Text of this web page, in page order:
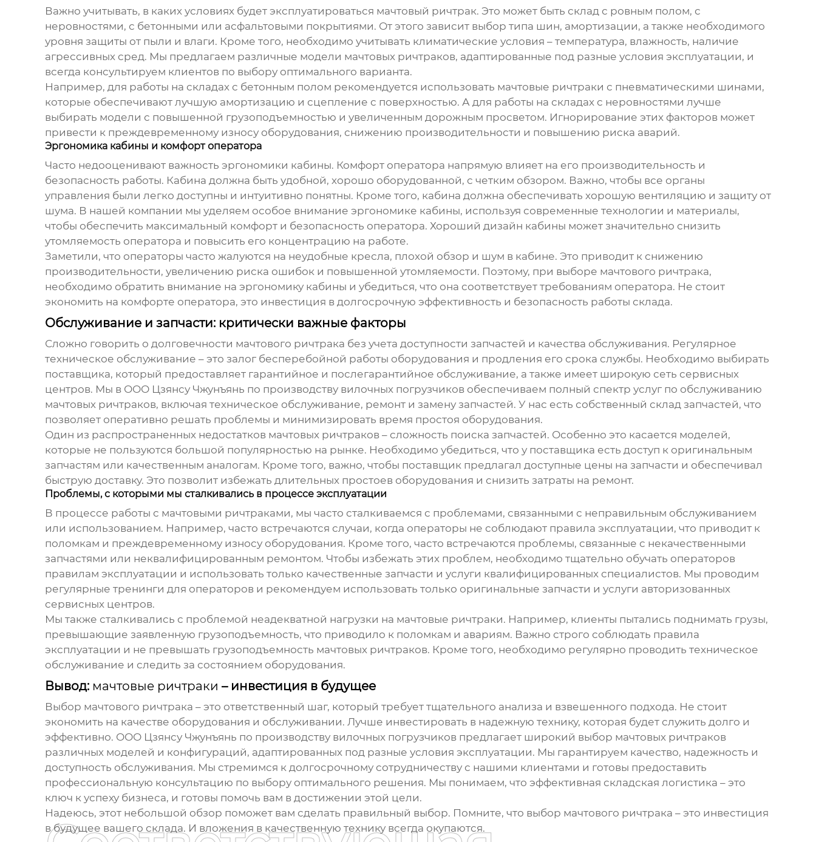
Важно учитывать, в каких условиях будет эксплуатироваться мачтовый ричтрак. Это может быть склад с ровным полом, с
неровностями, с бетонными или асфальтовыми покрытиями. От этого зависит выбор типа шин, амортизации, а также необходимого
уровня защиты от пыли и влаги. Кроме того, необходимо учитывать климатические условия – температура, влажность, наличие
агрессивных сред. Мы предлагаем различные модели мачтовых ричтраков, адаптированные под разные условия эксплуатации, и
всегда консультируем клиентов по выбору оптимального варианта.
Например, для работы на складах с бетонным полом рекомендуется использовать мачтовые ричтраки с пневматическими шинами,
которые обеспечивают лучшую амортизацию и сцепление с поверхностью. А для работы на складах с неровностями лучше
выбирать модели с повышенной грузоподъемностью и увеличенным дорожным просветом. Игнорирование этих факторов может
привести к преждевременному износу оборудования, снижению производительности и повышению риска аварий.
Эргономика кабины и комфорт оператора
Часто недооценивают важность эргономики кабины. Комфорт оператора напрямую влияет на его производительность и
безопасность работы. Кабина должна быть удобной, хорошо оборудованной, с четким обзором. Важно, чтобы все органы
управления были легко доступны и интуитивно понятны. Кроме того, кабина должна обеспечивать хорошую вентиляцию и защиту от
шума. В нашей компании мы уделяем особое внимание эргономике кабины, используя современные технологии и материалы,
чтобы обеспечить максимальный комфорт и безопасность оператора. Хороший дизайн кабины может значительно снизить
утомляемость оператора и повысить его концентрацию на работе.
Заметили, что операторы часто жалуются на неудобные кресла, плохой обзор и шум в кабине. Это приводит к снижению
производительности, увеличению риска ошибок и повышенной утомляемости. Поэтому, при выборе мачтового ричтрака,
необходимо обратить внимание на эргономику кабины и убедиться, что она соответствует требованиям оператора. Не стоит
экономить на комфорте оператора, это инвестиция в долгосрочную эффективность и безопасность работы склада.
Обслуживание и запчасти: критически важные факторы
Сложно говорить о долговечности мачтового ричтрака без учета доступности запчастей и качества обслуживания. Регулярное
техническое обслуживание – это залог бесперебойной работы оборудования и продления его срока службы. Необходимо выбирать
поставщика, который предоставляет гарантийное и послегарантийное обслуживание, а также имеет широкую сеть сервисных
центров. Мы в ООО Цзянсу Чжунъянь по производству вилочных погрузчиков обеспечиваем полный спектр услуг по обслуживанию
мачтовых ричтраков, включая техническое обслуживание, ремонт и замену запчастей. У нас есть собственный склад запчастей, что
позволяет оперативно решать проблемы и минимизировать время простоя оборудования.
Один из распространенных недостатков мачтовых ричтраков– сложность поиска запчастей. Особенно это касается моделей,
которые не пользуются большой популярностью на рынке. Необходимо убедиться, что у поставщика есть доступ к оригинальным
запчастям или качественным аналогам. Кроме того, важно, чтобы поставщик предлагал доступные цены на запчасти и обеспечивал
быструю доставку. Это позволит избежать длительных простоев оборудования и снизить затраты на ремонт.
Проблемы, с которыми мы сталкивались в процессе эксплуатации
В процессе работы с мачтовыми ричтраками, мы часто сталкиваемся с проблемами, связанными с неправильным обслуживанием
или использованием. Например, часто встречаются случаи, когда операторы не соблюдают правила эксплуатации, что приводит к
поломкам и преждевременному износу оборудования. Кроме того, часто встречаются проблемы, связанные с некачественными
запчастями или неквалифицированным ремонтом. Чтобы избежать этих проблем, необходимо тщательно обучать операторов
правилам эксплуатации и использовать только качественные запчасти и услуги квалифицированных специалистов. Мы проводим
регулярные тренинги для операторов и рекомендуем использовать только оригинальные запчасти и услуги авторизованных
сервисных центров.
Мы также сталкивались с проблемой неадекватной нагрузки на мачтовые ричтраки. Например, клиенты пытались поднимать грузы,
превышающие заявленную грузоподъемность, что приводило к поломкам и авариям. Важно строго соблюдать правила
эксплуатации и не превышать грузоподъемность мачтовых ричтраков. Кроме того, необходимо регулярно проводить техническое
обслуживание и следить за состоянием оборудования.
Вывод: мачтовые ричтраки – инвестиция в будущее
Выбор мачтового ричтрака – это ответственный шаг, который требует тщательного анализа и взвешенного подхода. Не стоит
экономить на качестве оборудования и обслуживании. Лучше инвестировать в надежную технику, которая будет служить долго и
эффективно. ООО Цзянсу Чжунъянь по производству вилочных погрузчиков предлагает широкий выбор мачтовых ричтраков
различных моделей и конфигураций, адаптированных под разные условия эксплуатации. Мы гарантируем качество, надежность и
доступность обслуживания. Мы стремимся к долгосрочному сотрудничеству с нашими клиентами и готовы предоставить
профессиональную консультацию по выбору оптимального решения. Мы понимаем, что эффективная складская логистика – это
ключ к успеху бизнеса, и готовы помочь вам в достижении этой цели.
Надеюсь, этот небольшой обзор поможет вам сделать правильный выбор. Помните, что выбор мачтового ричтрака – это инвестиция
в будущее вашего склада. И вложения в качественную технику всегда окупаются.